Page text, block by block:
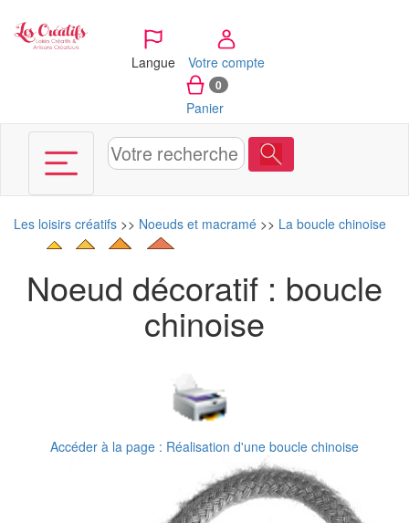
Langue Votre compte
0
Panier
Les loisirs créatifs >> Noeuds et macramé >> La boucle chinoise
Noeud décoratif : boucle
chinoise
Accéder à la page : Réalisation d'une boucle chinoise